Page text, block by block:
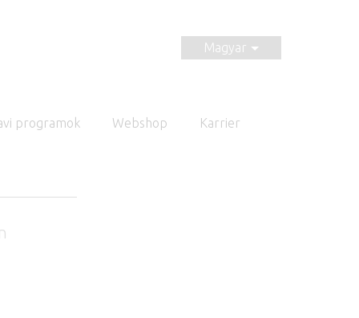
programok Webshop Karrier
Magyar